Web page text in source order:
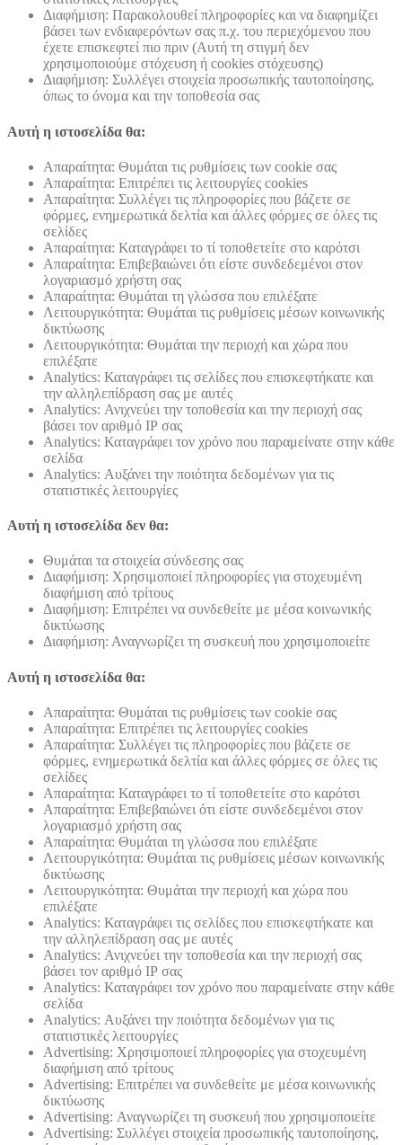
Διαφήμιση: Παρακολουθεί πληροφορίες και να διαφημίζει
βάσει των ενδιαφερόντων σας π.χ. του περιεχόμενου που
έχετε επισκεφτεί πιο πριν (Αυτή τη στιγμή δεν
χρησιμοποιούμε στόχευση ή cookies στόχευσης)
Διαφήμιση: Συλλέγει στοιχεία προσωπικής ταυτοποίησης,
όπως το όνομα και την τοποθεσία σας
Αυτή η ιστοσελίδα θα:
Απαραίτητα: Θυμάται τις ρυθμίσεις των cookie σας
Απαραίτητα: Επιτρέπει τις λειτουργίες cookies
Απαραίτητα: Συλλέγει τις πληροφορίες που βάζετε σε
φόρμες, ενημερωτικά δελτία και άλλες φόρμες σε όλες τις
σελίδες
Απαραίτητα: Καταγράφει το τί τοποθετείτε στο καρότσι
Απαραίτητα: Επιβεβαιώνει ότι είστε συνδεδεμένοι στον
λογαριασμό χρήστη σας
Απαραίτητα: Θυμάται τη γλώσσα που επιλέξατε
Λειτουργικότητα: Θυμάται τις ρυθμίσεις μέσων κοινωνικής
δικτύωσης
Λειτουργικότητα: Θυμάται την περιοχή και χώρα που
επιλέξατε
Analytics: Καταγράφει τις σελίδες που επισκεφτήκατε και
την αλληλεπίδραση σας με αυτές
Analytics: Ανιχνεύει την τοποθεσία και την περιοχή σας
βάσει τον αριθμό ΙΡ σας
Analytics: Καταγράφει τον χρόνο που παραμείνατε στην κάθε
σελίδα
Analytics: Αυξάνει την ποιότητα δεδομένων για τις
στατιστικές λειτουργίες
Αυτή η ιστοσελίδα δεν θα:
Θυμάται τα στοιχεία σύνδεσης σας
Διαφήμιση: Χρησιμοποιεί πληροφορίες για στοχευμένη
διαφήμιση από τρίτους
Διαφήμιση: Επιτρέπει να συνδεθείτε με μέσα κοινωνικής
δικτύωσης
Διαφήμιση: Αναγνωρίζει τη συσκευή που χρησιμοποιείτε
Αυτή η ιστοσελίδα θα:
Απαραίτητα: Θυμάται τις ρυθμίσεις των cookie σας
Απαραίτητα: Επιτρέπει τις λειτουργίες cookies
Απαραίτητα: Συλλέγει τις πληροφορίες που βάζετε σε
φόρμες, ενημερωτικά δελτία και άλλες φόρμες σε όλες τις
σελίδες
Απαραίτητα: Καταγράφει το τί τοποθετείτε στο καρότσι
Απαραίτητα: Επιβεβαιώνει ότι είστε συνδεδεμένοι στον
λογαριασμό χρήστη σας
Απαραίτητα: Θυμάται τη γλώσσα που επιλέξατε
Λειτουργικότητα: Θυμάται τις ρυθμίσεις μέσων κοινωνικής
δικτύωσης
Λειτουργικότητα: Θυμάται την περιοχή και χώρα που
επιλέξατε
Analytics: Καταγράφει τις σελίδες που επισκεφτήκατε και
την αλληλεπίδραση σας με αυτές
Analytics: Ανιχνεύει την τοποθεσία και την περιοχή σας
βάσει τον αριθμό ΙΡ σας
Analytics: Καταγράφει τον χρόνο που παραμείνατε στην κάθε
σελίδα
Analytics: Αυξάνει την ποιότητα δεδομένων για τις
στατιστικές λειτουργίες
Advertising: Χρησιμοποιεί πληροφορίες για στοχευμένη
διαφήμιση από τρίτους
Advertising: Επιτρέπει να συνδεθείτε με μέσα κοινωνικής
δικτύωσης
Advertising: Αναγνωρίζει τη συσκευή που χρησιμοποιείτε
Advertising: Συλλέγει στοιχεία προσωπικής ταυτοποίησης,